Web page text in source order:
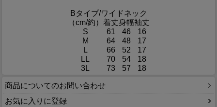
Bタイプ/ワイドネック
（cm/約） 着丈身幅袖丈
S
61 46
16
M
64 48
17
L
66 52
17
LL
70 54
18
3L
73 57 18
商品についてのお問い合わせ
お気に入りに登録